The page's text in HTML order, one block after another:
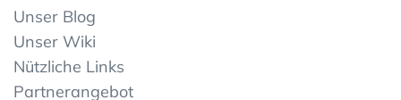
Unser Blog
Unser Wiki
Nützliche Links
Partnerangebot